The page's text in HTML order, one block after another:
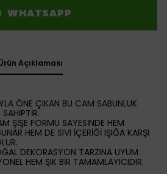
WHATSAPP
Açıklaması
ÖNE ÇIKAN BU CAM SABUNLUK
ŞİŞE FORMU SAYESİNDE HEM
HEM DE SIVI İÇERİĞİ IŞIĞA KARŞI
DEKORASYON TARZINA UYUM
HEM ŞIK BİR TAMAMLAYICIDIR.